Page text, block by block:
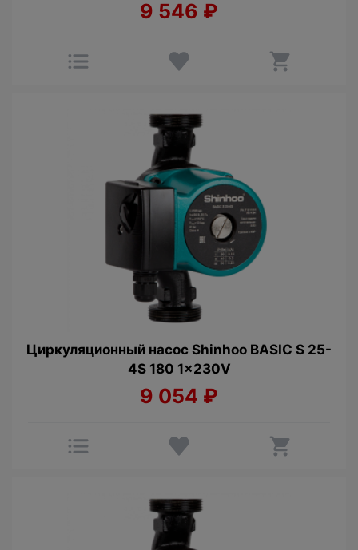
9 546 ₽
Циркуляционный насос Shinhoo BASIC S 25-
4S 180 1x230V
9 054 ₽